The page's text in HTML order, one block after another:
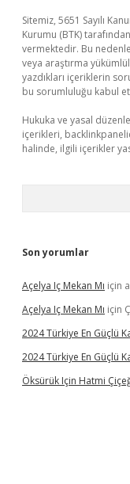
Sitemiz, 5651 Sayılı
Kurumu (BTK)
vermektedir. Bu
veya araştırma
yazdıkları içeriklerin
bu sorumluluğu kabul
Hukuka ve yasal
içerikleri,
halinde, ilgili içerikler
Son yorumlar
Açelya Iç Mekan Mı için
Açelya Iç Mekan Mı için
2024 Türkiye En Güçlü
2024 Türkiye En Güçlü
Öksürük Için Hatmi